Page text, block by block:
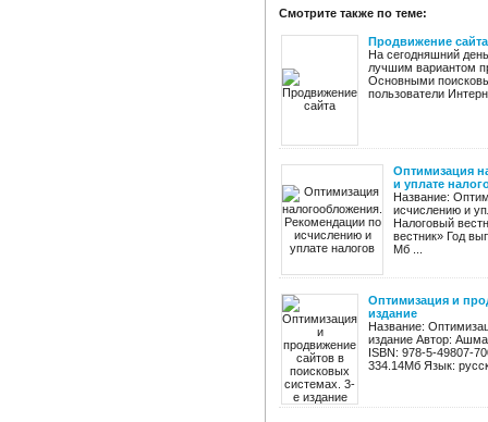
Смотрите также по теме:
Продвижение сайта
На сегодняшний
лучшим вариантом
Основными
пользователи
Оптимизация
и уплате
Название:
исчислению и
Налоговый
вестник» Год
Мб ...
Оптимизация и
издание
Название:
издание Автор:
ISBN: 978-5-49807-
334.14Мб Язык: